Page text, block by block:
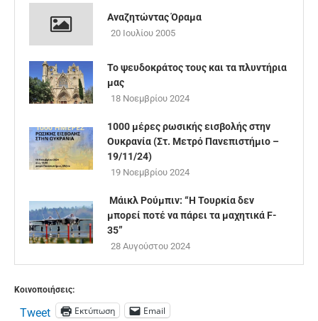
Αναζητώντας Όραμα
20 Ιουλίου 2005
Το ψευδοκράτος τους και τα πλυντήρια
μας
18 Νοεμβρίου 2024
1000 μέρες ρωσικής εισβολής στην
Ουκρανία (Στ. Μετρό Πανεπιστήμιο –
19/11/24)
19 Νοεμβρίου 2024
Μάικλ Ρούμπιν: “Η Τουρκία δεν
μπορεί ποτέ να πάρει τα μαχητικά F-
35”
28 Αυγούστου 2024
Κοινοποιήσεις:
Tweet Εκτύπωση Email